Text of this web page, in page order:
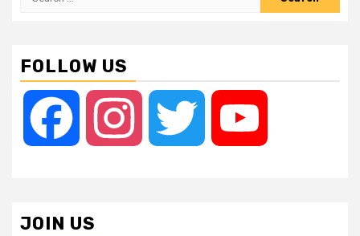
FOLLOW US
Facebook Instagram Twitter
JOIN US